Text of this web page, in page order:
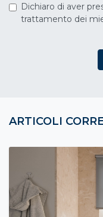
Dichiaro di aver
trattamento dei
ARTICOLI